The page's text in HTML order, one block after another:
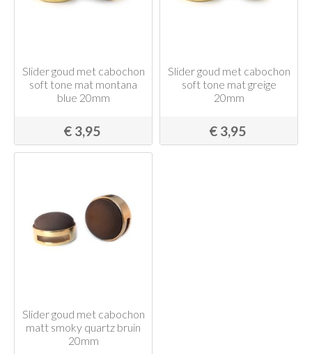
Slider goud met cabochon
soft tone mat montana
blue 20mm
€ 3,95
Slider goud met cabochon
soft tone mat greige
20mm
€ 3,95
Slider goud met cabochon
matt smoky quartz bruin
20mm